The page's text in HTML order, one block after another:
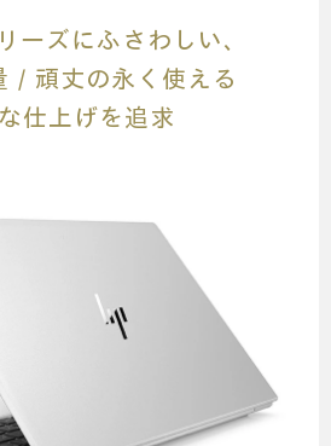
ーズにふさわしい、
／頑丈の永く使える
仕上げを追求